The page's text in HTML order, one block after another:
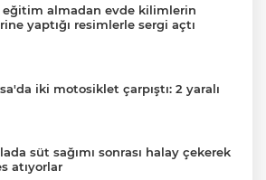
eğitim almadan evde kilimlerin
yaptığı resimlerle sergi açtı
iki motosiklet çarpıştı: 2 yaralı
süt sağımı sonrası halay çekerek
atıyorlar